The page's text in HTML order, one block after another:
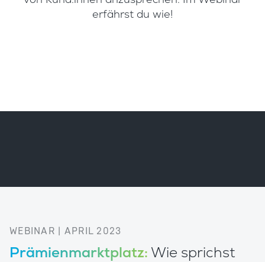
erfährst du wie!
WEBINAR | APRIL 2023
Prämienmarktplatz: Wie sprichst